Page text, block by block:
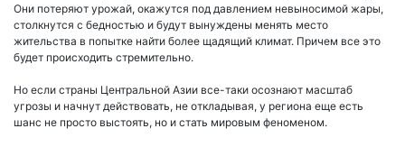
Они потеряют урожай, окажутся под давлением невыносимой жары,
столкнутся с бедностью и будут вынуждены менять место
жительства в попытке найти более щадящий климат. Причем все это
будет происходить стремительно.
Но если страны Центральной Азии все-таки осознают масштаб
угрозы и начнут действовать, не откладывая, у региона еще есть
шанс не просто выстоять, но и стать мировым феноменом.